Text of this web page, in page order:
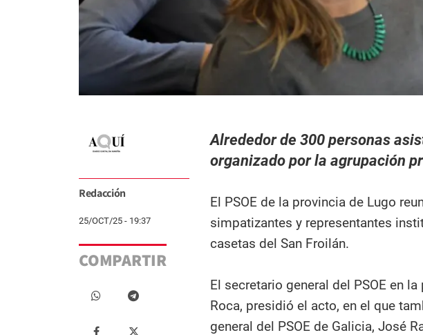
Redacción
25/OCT/25 - 19:37
COMPARTIR
Alrededor de 300 personas
organizado por la agrupación
El PSOE de la provincia de Lugo
simpatizantes y representantes
casetas del San Froilán.
El secretario general del PSOE en
Roca, presidió el acto, en el que
general del PSOE de Galicia, José